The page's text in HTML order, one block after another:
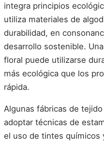
integra principios
utiliza materiales de
durabilidad, en
desarrollo sostenible.
floral puede utilizarse
más ecológica que los
rápida.
Algunas fábricas de
adoptar técnicas de
el uso de tintes